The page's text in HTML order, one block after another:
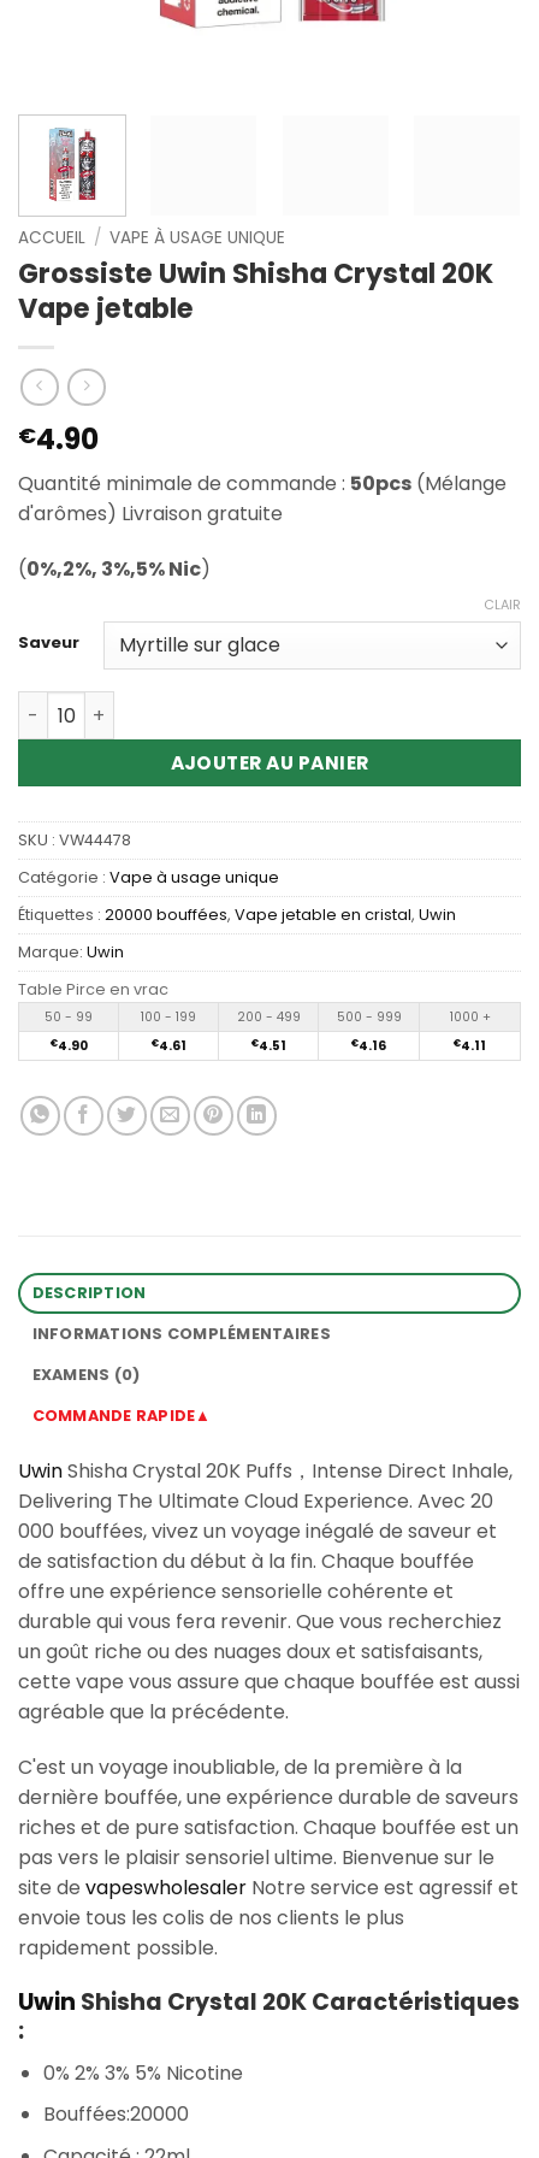
ACCUEIL / VAPE À USAGE UNIQUE
Grossiste Uwin Shisha Crystal 20K
Vape jetable
€4.90
Quantité minimale de commande : 50pcs (Mélange
d'arômes) Livraison gratuite
(0%,2%, 3%,5% Nic)
Saveur
CLAIR
Quantité Wholesale Uwin Shisha Crystal 20K Disposable
AJOUTER AU PANIER
SKU : VW44478
Catégorie : Vape à usage unique
Étiquettes : 20000 bouffées, Vape jetable en cristal, Uwin
Marque: Uwin
Table Pirce en vrac
50 - 99 100 - 199 200 - 499 500 - 999 1000 +
€4.90 €4.61 €4.51 €4.16 €4.11
DESCRIPTION
INFORMATIONS COMPLÉMENTAIRES
EXAMENS (0)
COMMANDE RAPIDE▲
UwinShisha Crystal 20K Puffs，Intense Direct Inhale,
Delivering The Ultimate Cloud Experience. Avec 20
000 bouffées, vivez un voyage inégalé de saveur et
de satisfaction du début à la fin. Chaque bouffée
offre une expérience sensorielle cohérente et
durable qui vous fera revenir. Que vous recherchiez
un goût riche ou des nuages doux et satisfaisants,
cette vape vous assure que chaque bouffée est aussi
agréable que la précédente.
C'est un voyage inoubliable, de la première à la
dernière bouffée, une expérience durable de saveurs
riches et de pure satisfaction. Chaque bouffée est un
pas vers le plaisir sensoriel ultime. Bienvenue sur le
site de vapeswholesaler Notre service est agressif et
envoie tous les colis de nos clients le plus
rapidement possible.
Uwin Shisha Crystal 20K Caractéristiques
:
0% 2% 3% 5% Nicotine
Bouffées:20000